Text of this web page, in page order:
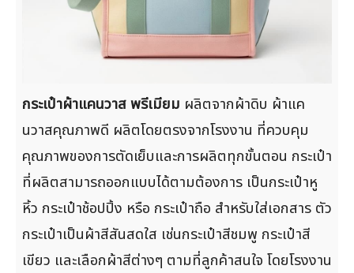
กระเป๋าผ้าแคนวาส พรีเมียม ผลิตจากผ้าดิบ ผ้าแค
นวาสคุณภาพดี ผลิตโดยตรงจากโรงงาน ที่ควบคุม
คุณภาพของการตัดเย็บและการผลิตทุกขั้นตอน กระเป๋า
ที่ผลิตสามารถออกแบบได้ตามต้องการ เป็นกระเป๋าหู
หิ้ว กระเป๋าช้อปปิ้ง หรือ กระเป๋าถือ สำหรับใส่เอกสาร ตัว
กระเป๋าเป็นผ้าสีสันสดใส เช่นกระเป๋าสีชมพู กระเป๋าสี
เขียว และเลือกผ้าสีต่างๆ ตามที่ลูกค้าสนใจ โดยโรงงาน